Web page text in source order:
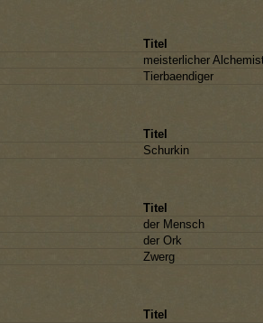
Titel
meisterlicher
Tierbaendiger
Titel
Schurkin
Titel
der Mensch
der Ork
Zwerg
Titel